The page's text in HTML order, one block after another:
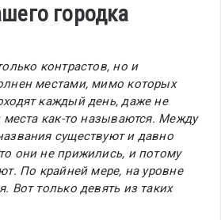
городка
контрастов, но и
местами, мимо которых
каждый день, даже не
места как-то называются. Между
существуют и давно
они не прижились, и потому
По крайней мере, на уровне
Вот только девять из таких